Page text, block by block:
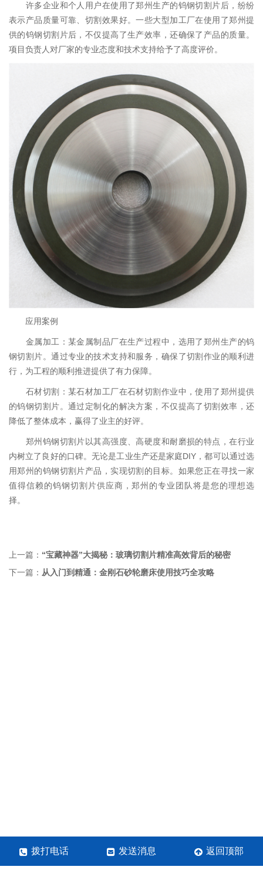
许多企业和个人用户在使用了郑州生产的钨钢切割片后，纷纷
表示产品质量可靠、切割效果好。一些大型加工厂在使用了郑州提
供的钨钢切割片后，不仅提高了生产效率，还确保了产品的质量。
项目负责人对厂家的专业态度和技术支持给予了高度评价。
应用案例
金属加工：某金属制品厂在生产过程中，选用了郑州生产的钨
钢切割片。通过专业的技术支持和服务，确保了切割作业的顺利进
行，为工程的顺利推进提供了有力保障。
石材切割：某石材加工厂在石材切割作业中，使用了郑州提供
的钨钢切割片。通过定制化的解决方案，不仅提高了切割效率，还
降低了整体成本，赢得了业主的好评。
郑州钨钢切割片以其高强度、高硬度和耐磨损的特点，在行业
内树立了良好的口碑。无论是工业生产还是家庭DIY，都可以通过选
用郑州的钨钢切割片产品，实现切割的目标。如果您正在寻找一家
值得信赖的钨钢切割片供应商，郑州的专业团队将是您的理想选
择。
上一篇： “宝藏神器”大揭秘：玻璃切割片精准高效背后的秘密
下一篇： 从入门到精通：金刚石砂轮磨床使用技巧全攻略
拨打电话 发送消息 返回顶部